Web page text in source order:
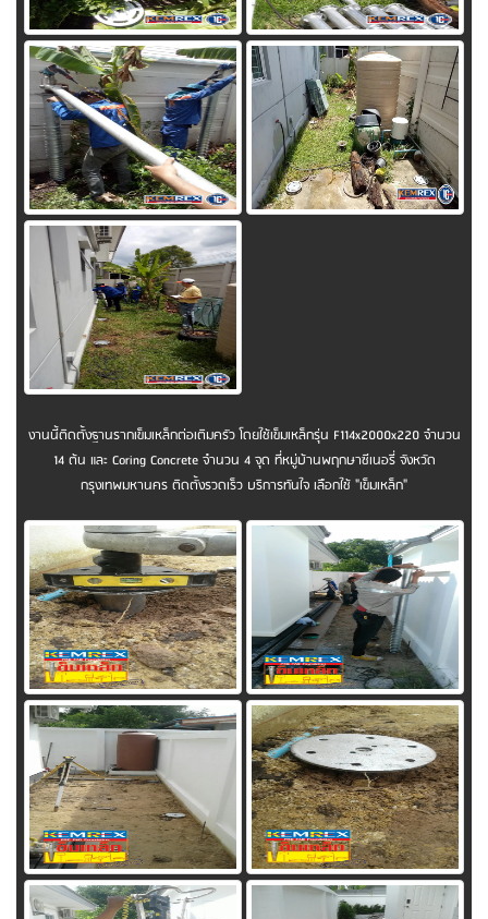
งานนี้ติดตั้งฐานรากเข็มเหล็กต่อเติมครัว โดยใช้เข็มเหล็กรุ่น F114x2000x220 จำนวน
14 ต้น และ Coring Concrete จำนวน 4 จุด ที่หมู่บ้านพฤกษาซีเนอรี่ จังหวัด
กรุงเทพมหานคร ติดตั้งรวดเร็ว บริการทันใจ เลือกใช้ "เข็มเหล็ก"